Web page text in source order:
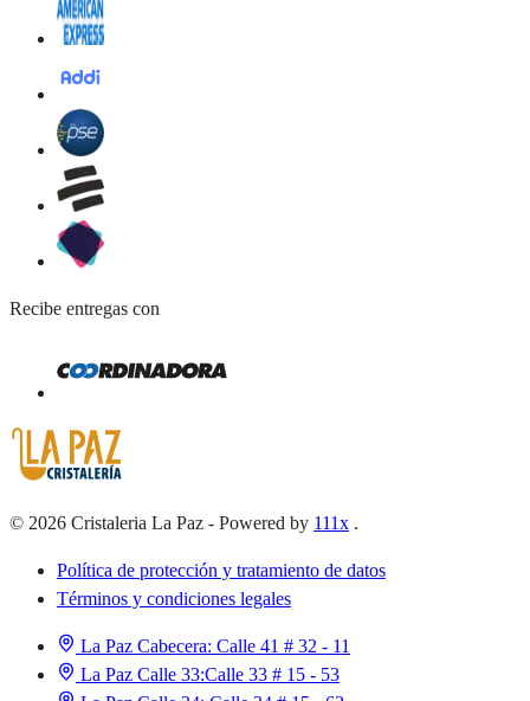
Recibe entregas con
© 2026 Cristaleria La Paz - Powered by 111x .
Política de protección y tratamiento de datos
Términos y condiciones legales
La Paz Cabecera: Calle 41 # 32 - 11
La Paz Calle 33:Calle 33 # 15 - 53